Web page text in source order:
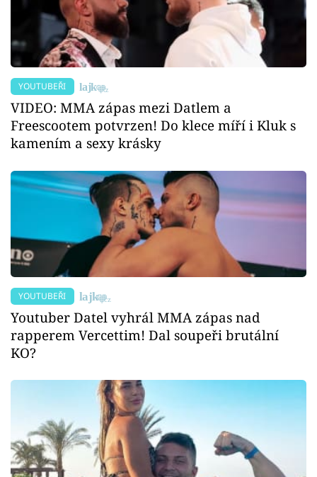
YOUTUBEŘI
VIDEO: MMA zápas mezi Datlem a
Freescootem potvrzen! Do klece míří i Kluk s
kamením a sexy krásky
YOUTUBEŘI
Youtuber Datel vyhrál MMA zápas nad
rapperem Vercettim! Dal soupeři brutální
KO?